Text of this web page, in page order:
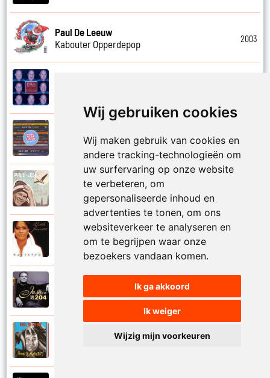
Wij gebruiken cookies
Wij maken gebruik van cookies en
andere tracking-technologieën om
uw surfervaring op onze website
te verbeteren, om
gepersonaliseerde inhoud en
advertenties te tonen, om ons
websiteverkeer te analyseren en
om te begrijpen waar onze
bezoekers vandaan komen.
Ik ga akkoord
Ik weiger
Wijzig mijn voorkeuren
Paul De Leeuw
Kabouter Opperdepop
2003
Katinka
Paul De Leeuw
Kerstmis
Ruth Jacott en Paul De Leeuw
Kijk niet uit
KL 204 (Als ik God was)